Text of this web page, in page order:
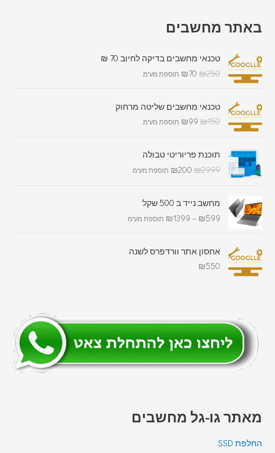
באתר מחשבים
טכנאי מחשבים בדיקה לחיוב 70 ₪
₪250
₪70 תוספת מע"מ
טכנאי מחשבים שליטה מרחוק
₪150
₪99 תוספת מע"מ
תוכנת פריוריטי טבולה
₪2999
₪200 תוספת מע"מ
מחשב נייד ב 500 שקל
₪599
–
₪1399 תוספת מע"מ
אחסון אתר וורדפרס לשנה
₪550
מאתר גו-גל מחשבים
החלפת SSD